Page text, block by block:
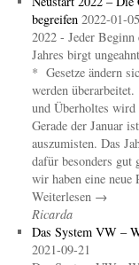
begreifen 2022-01-05
2022 - Jeder Beginn
Jahres birgt
* Gesetze ändern
werden
und Überholtes wird
Gerade der Januar
auszumisten. Das
dafür besonders gut
wir haben eine neue
Weiterlesen →
Ricarda
Das System VW –
2021-09-21